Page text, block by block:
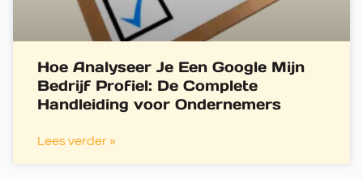
Hoe Analyseer Je Een Google Mijn
Bedrijf Profiel: De Complete
Handleiding voor Ondernemers
Lees verder »